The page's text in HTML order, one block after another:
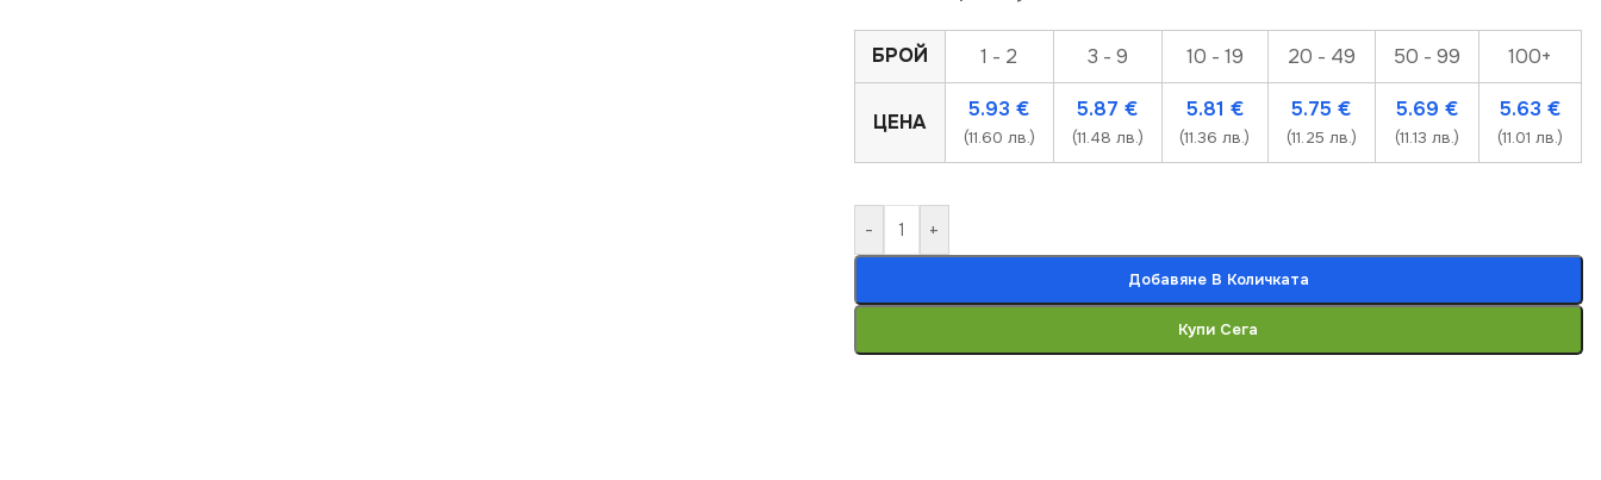
БРОЙ 1 - 2 3 - 9 10 - 19 20 - 49 50 - 99 100+
ЦЕНА
5.93€
(11.60 лв.)
5.87€
(11.48 лв.)
5.81 €
(11.36 лв.)
5.75€
(11.25 лв.)
5.69 €
(11.13 лв.)
5.63 €
(11.01 лв.)
- +
Добавяне В Количката
Купи Сега